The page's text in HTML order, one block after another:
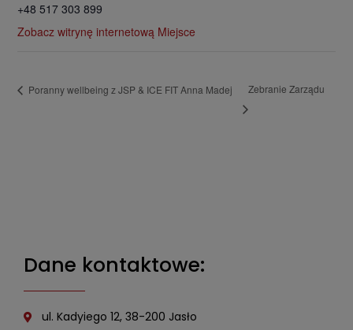
+48 517 303 899
Zobacz witrynę internetową Miejsce
Poranny wellbeing z JSP & ICE FIT Anna Madej Zebranie Zarządu
Dane kontaktowe:
ul. Kadyiego 12, 38-200 Jasło